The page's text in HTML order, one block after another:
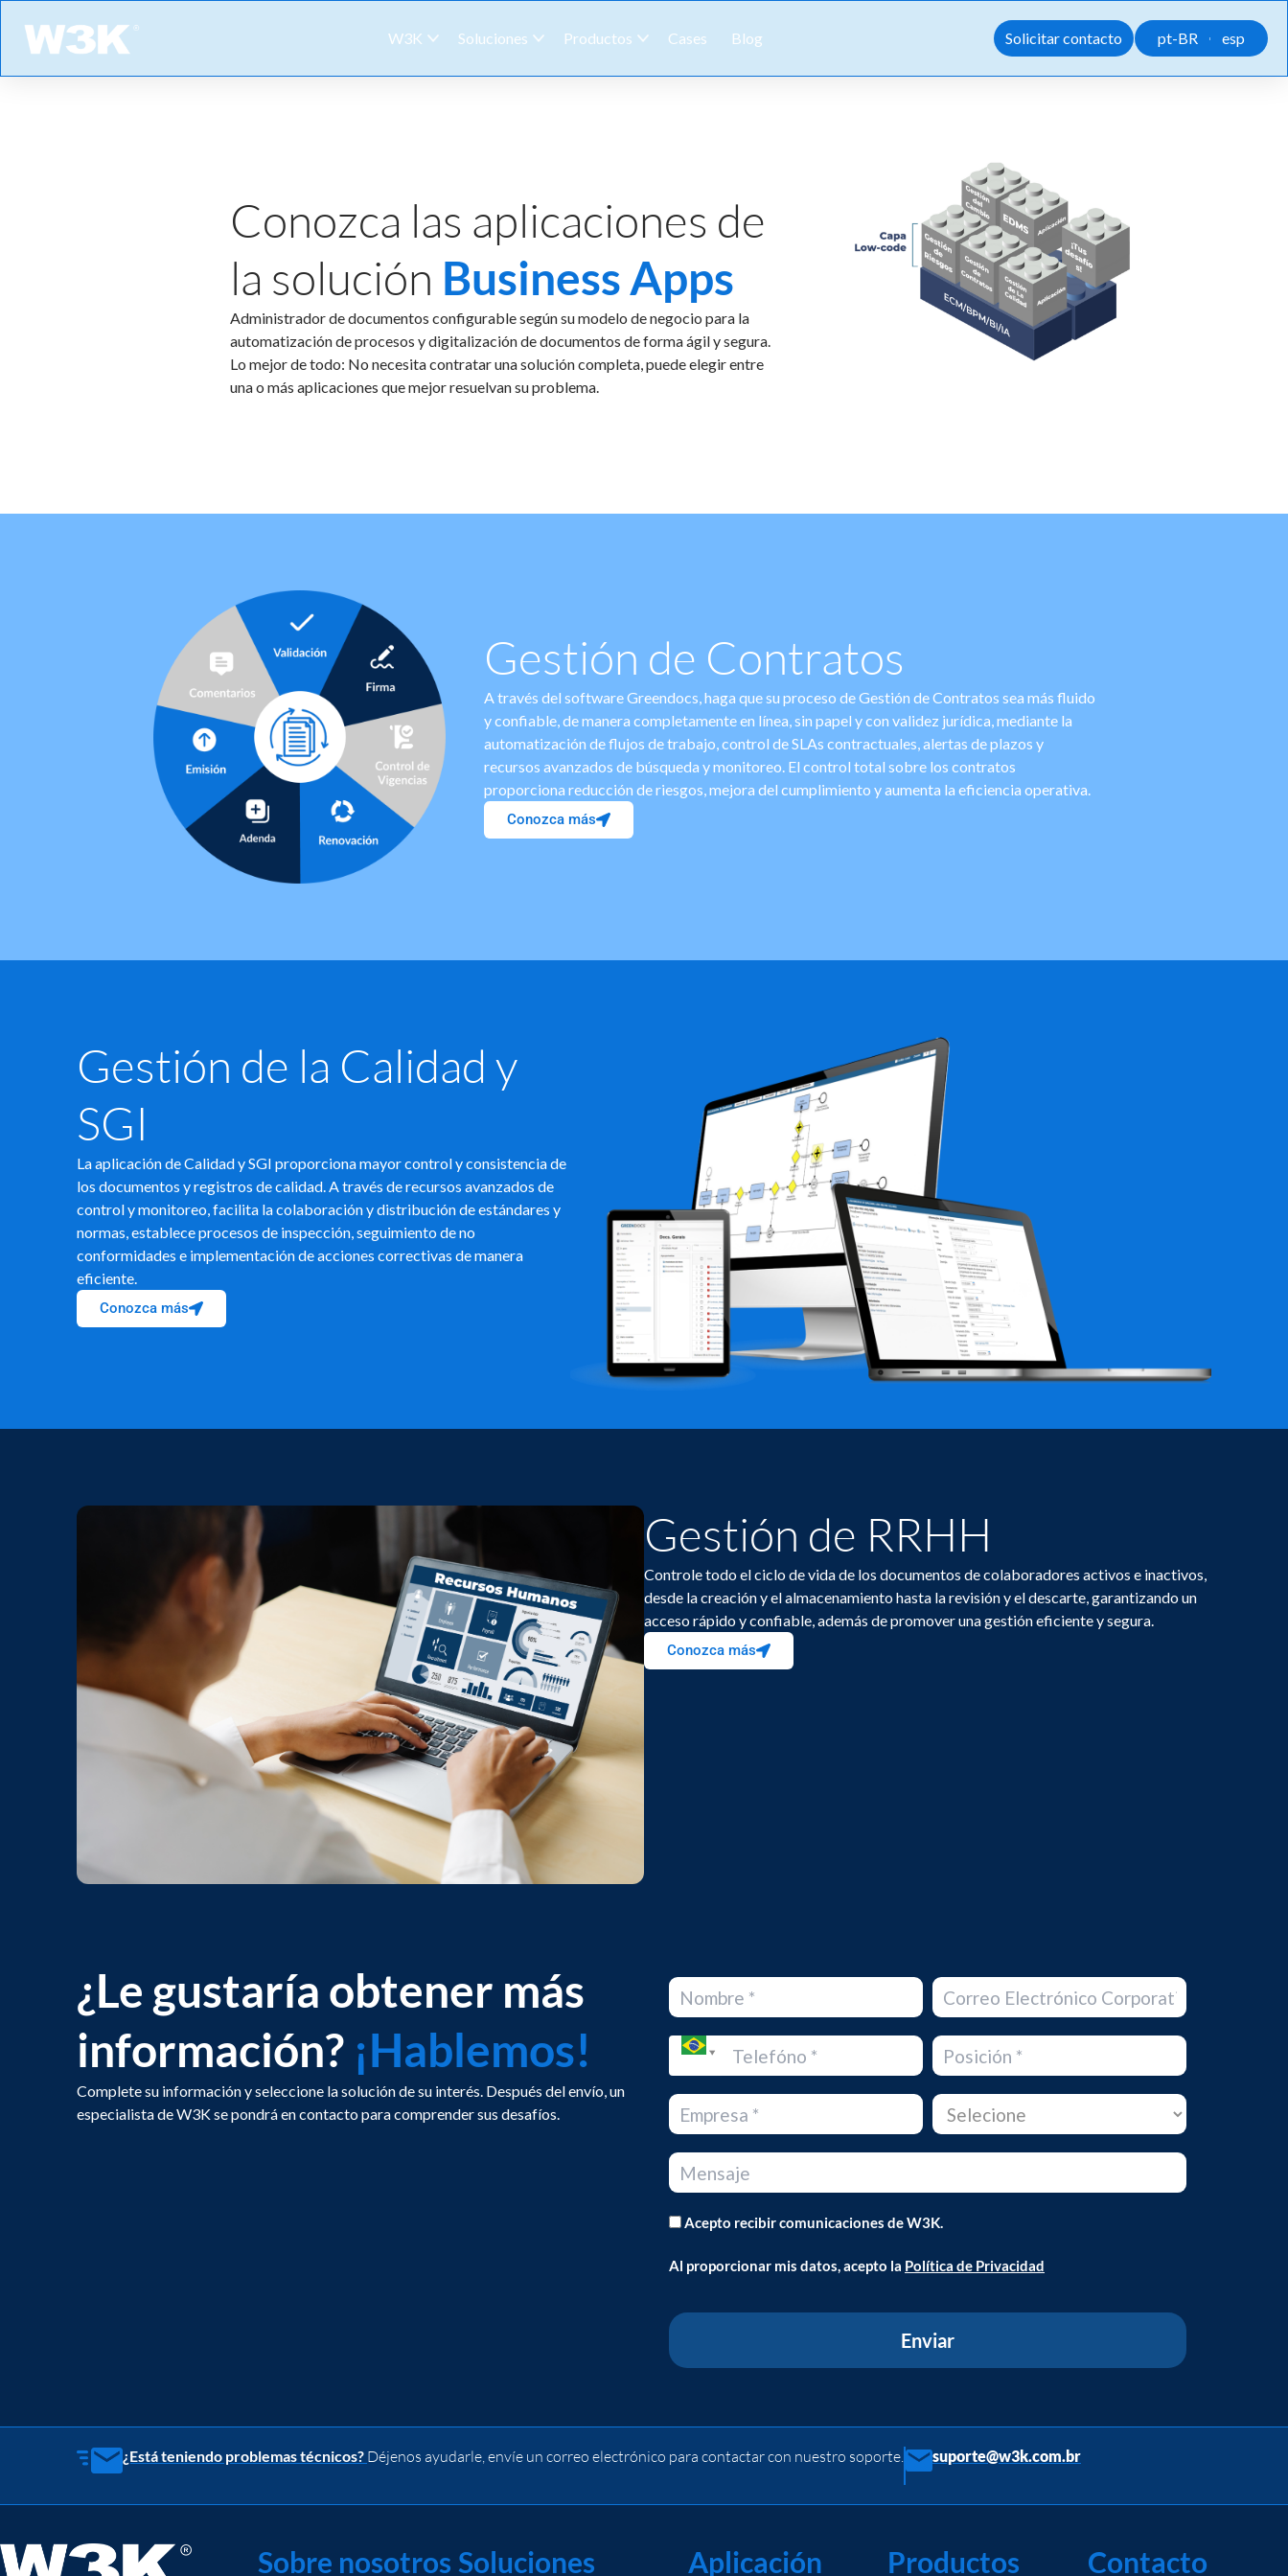
para
W3K Soluciones Productos Cases Blog Solicitar contacto pt-BR esp
Conozca las aplicaciones de
la solución Business Apps
Administrador de documentos configurable según su modelo de negocio para la
automatización de procesos y digitalización de documentos de forma ágil y segura.
Lo mejor de todo: No necesita contratar una solución completa, puede elegir entre
una o más aplicaciones que mejor resuelvan su problema.
Gestión de Contratos
A través del software Greendocs, haga que su proceso de Gestión de Contratos sea más fluido
y confiable, de manera completamente en línea, sin papel y con validez jurídica, mediante la
automatización de flujos de trabajo, control de SLAs contractuales, alertas de plazos y
recursos avanzados de búsqueda y monitoreo. El control total sobre los contratos
proporciona reducción de riesgos, mejora del cumplimiento y aumenta la eficiencia operativa.
Conozca más
Gestión de la Calidad y
SGI
La aplicación de Calidad y SGI proporciona mayor control y consistencia de
los documentos y registros de calidad. A través de recursos avanzados de
control y monitoreo, facilita la colaboración y distribución de estándares y
normas, establece procesos de inspección, seguimiento de no
conformidades e implementación de acciones correctivas de manera
eficiente.
Conozca más
Gestión de RRHH
Controle todo el ciclo de vida de los documentos de colaboradores activos e inactivos,
desde la creación y el almacenamiento hasta la revisión y el descarte, garantizando un
acceso rápido y confiable, además de promover una gestión eficiente y segura.
Conozca más
¿Le gustaría obtener más
información? ¡Hablemos!
Complete su información y seleccione la solución de su interés. Después del envío, un
especialista de W3K se pondrá en contacto para comprender sus desafíos.
Acepto recibir comunicaciones de W3K.
Al proporcionar mis datos, acepto la Política de Privacidad
Enviar
¿Está teniendo problemas técnicos? Déjenos ayudarle, envíe un correo electrónico para contactar con nuestro soporte. suporte@w3k.com.br
Sobre nosotros Soluciones Aplicación Productos Contacto